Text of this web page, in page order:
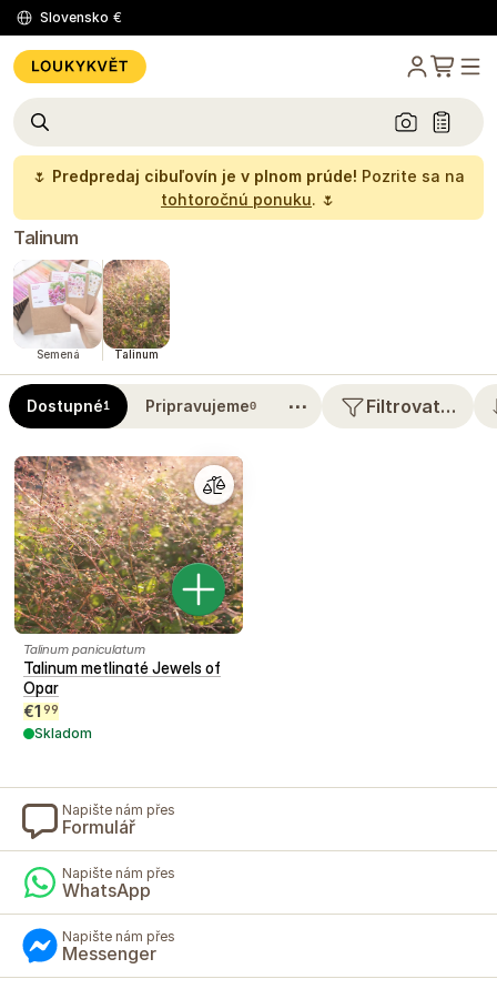
Slovensko €
🌷 Predpredaj cibuľovín je v plnom prúde! Pozrite sa na
tohtoročnú ponuku. 🌷
Talinum
Semená Talinum
Dostupné1 Pripravujeme0 ⋯ Filtrovat…
Talinum paniculatum
Talinum metlinaté Jewels of
Opar
€1 99
Skladom
Napište nám přes
Formulář
Napište nám přes
WhatsApp
Napište nám přes
Messenger